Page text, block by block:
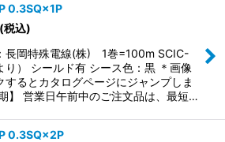
0.3SQ×1P
(税込)
長岡特殊電線(株) 1巻=100m SCIC-
り） シールド有 シース色：黒 ＊画像
するとカタログページにジャンプしま
】 営業日午前中のご注文品は、最短…
0.3SQ×2P